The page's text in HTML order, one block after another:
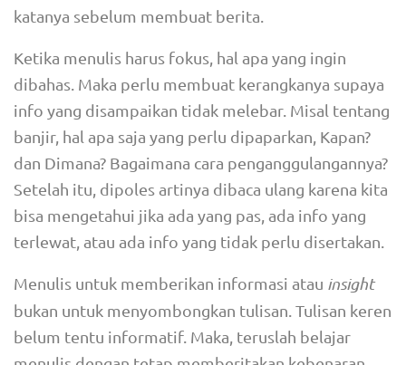
katanya sebelum membuat berita.
Ketika menulis harus fokus, hal apa yang ingin
dibahas. Maka perlu membuat kerangkanya supaya
info yang disampaikan tidak melebar. Misal tentang
banjir, hal apa saja yang perlu dipaparkan, Kapan?
dan Dimana? Bagaimana cara penganggulangannya?
Setelah itu, dipoles artinya dibaca ulang karena kita
bisa mengetahui jika ada yang pas, ada info yang
terlewat, atau ada info yang tidak perlu disertakan.
Menulis untuk memberikan informasi atau insight
bukan untuk menyombongkan tulisan. Tulisan keren
belum tentu informatif. Maka, teruslah belajar